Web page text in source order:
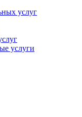
услуг
услуги